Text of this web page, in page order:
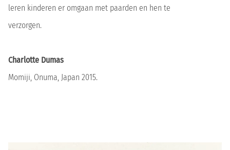
leren kinderen er omgaan met paarden en hen te
verzorgen.
Charlotte Dumas
Momiji, Onuma, Japan 2015.